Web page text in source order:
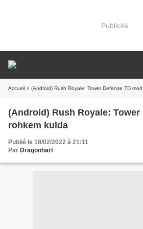
Publicité
Accueil » (Android) Rush Royale: Tower Defense TD
(Android) Rush Royale: Tower
rohkem kulda
Publié le 18/02/2022 à 21:11
Par Dragonhart